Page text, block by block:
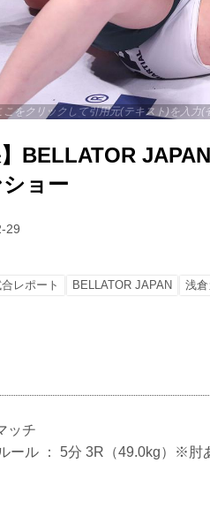
こをクリックして引用元(テキスト)を入力
】BELLATOR
ョー
29
レポート BELLATOR JAPAN 浅
ッチ
ール ： 5分 3R（49.0kg）※肘